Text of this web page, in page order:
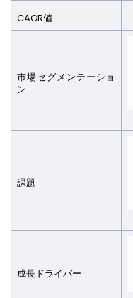
CAGR値
市場セグメンテーショ
ン
課題
成長ドライバー